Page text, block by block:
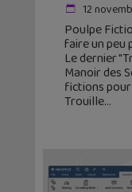
12
Poulpe
faire un peu
Le dernier
Manoir des
fictions
Trouille